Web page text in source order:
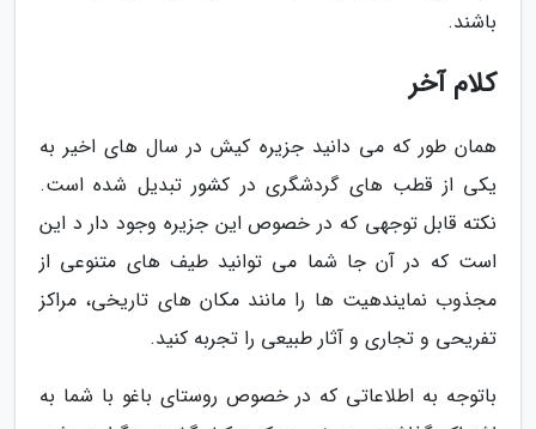
باشند.
کلام آخر
همان طور که می دانید جزیره کیش در سال های اخیر به
یکی از قطب های گردشگری در کشور تبدیل شده است.
نکته قابل توجهی که در خصوص این جزیره وجود دار د این
است که در آن جا شما می توانید طیف های متنوعی از
مجذوب نمایندهیت ها را مانند مکان های تاریخی، مراکز
تفریحی و تجاری و آثار طبیعی را تجربه کنید.
باتوجه به اطلاعاتی که در خصوص روستای باغو با شما به